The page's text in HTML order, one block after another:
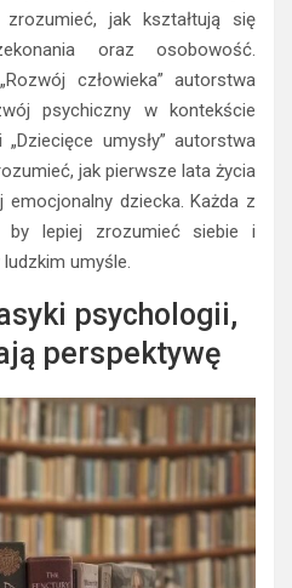
jak kształtują się
oraz osobowość.
człowieka” autorstwa
psychiczny w kontekście
umysły” autorstwa
jak pierwsze lata życia
emocjonalny dziecka. Każda z
by lepiej zrozumieć siebie i
umyśle.
psychologii,
perspektywę